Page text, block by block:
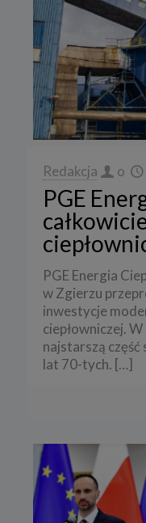
Redakcja o
PGE
PGE Energia
w Zgierzu
inwestycje
ciepłowniczej.
najstarszą część
lat 70-tych. […]